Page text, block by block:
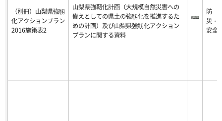
（別冊）山梨県強靱
化アクションプラン
2016施策表2
山梨県強靭化計画（大規模自然災害への
備えとしての県土の強靱化を推進するた
めの計画）及び山梨県強靱化アクション
プランに関する資料
防
災・
安全